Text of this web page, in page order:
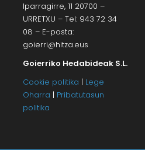
Iparragirre, 11 20700 –
URRETXU – Tel: 943 72 34
08 – E-posta:
goierri@hitza.eus
Goierriko Hedabideak S.L.
Cookie politika | Lege
Oharra | Pribatutasun
politika